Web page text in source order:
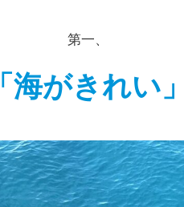
第一、
「海がきれい」